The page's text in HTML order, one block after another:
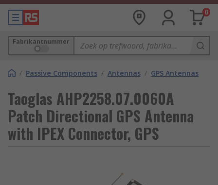
0
Fabrikantnummer
/ Passive Components / Antennas / GPS Antennas
Taoglas AHP2258.07.0060A
Patch Directional GPS Antenna
with IPEX Connector, GPS